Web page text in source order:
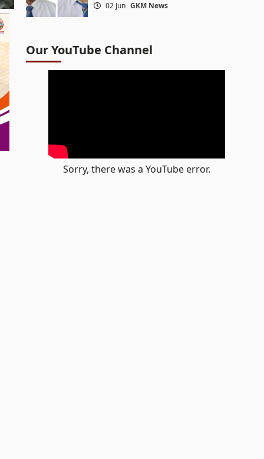
02 Jun GKM News
Our YouTube Channel
Sorry, there was a YouTube error.